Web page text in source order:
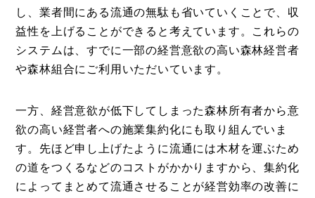
し、業者間にある流通の無駄も省いていくことで、収
益性を上げることができると考えています。これらの
システムは、すでに一部の経営意欲の高い森林経営者
や森林組合にご利用いただいています。
一方、経営意欲が低下してしまった森林所有者から意
欲の高い経営者への施業集約化にも取り組んでいま
す。先ほど申し上げたように流通には木材を運ぶため
の道をつくるなどのコストがかかりますから、集約化
によってまとめて流通させることが経営効率の改善に